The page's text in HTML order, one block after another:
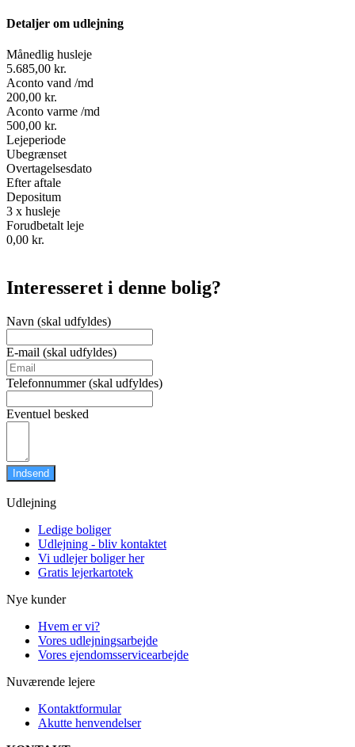
Detaljer om udlejning
Månedlig husleje
5.685,00 kr.
Aconto vand /md
200,00 kr.
Aconto varme /md
500,00 kr.
Lejeperiode
Ubegrænset
Overtagelsesdato
Efter aftale
Depositum
3 x husleje
Forudbetalt leje
0,00 kr.
Interesseret i denne bolig?
Navn (skal udfyldes)
E-mail (skal udfyldes)
Telefonnummer (skal udfyldes)
Eventuel besked
Indsend
Udlejning
Ledige boliger
Udlejning - bliv kontaktet
Vi udlejer boliger her
Gratis lejerkartotek
Nye kunder
Hvem er vi?
Vores udlejningsarbejde
Vores ejendomsservicearbejde
Nuværende lejere
Kontaktformular
Akutte henvendelser